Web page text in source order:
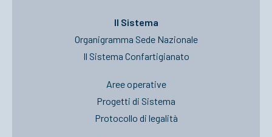
Il Sistema
Organigramma Sede Nazionale
Il Sistema Confartigianato
Aree operative
Progetti di Sistema
Protocollo di legalità